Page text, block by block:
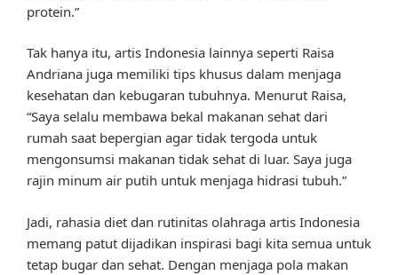
protein.”
Tak hanya itu, artis Indonesia lainnya seperti Raisa
Andriana juga memiliki tips khusus dalam menjaga
kesehatan dan kebugaran tubuhnya. Menurut Raisa,
“Saya selalu membawa bekal makanan sehat dari
rumah saat bepergian agar tidak tergoda untuk
mengonsumsi makanan tidak sehat di luar. Saya juga
rajin minum air putih untuk menjaga hidrasi tubuh.”
Jadi, rahasia diet dan rutinitas olahraga artis Indonesia
memang patut dijadikan inspirasi bagi kita semua untuk
tetap bugar dan sehat. Dengan menjaga pola makan